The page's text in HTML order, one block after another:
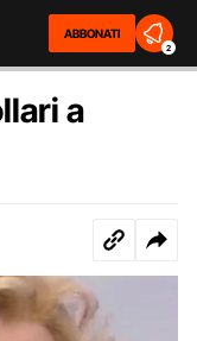
ABBONATI
2
a